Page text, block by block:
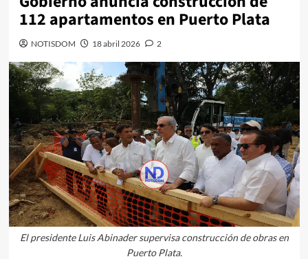
112 apartamentos en Puerto Plata
NOTISDOM 18 abril 2026 2
El presidente Luis Abinader supervisa construcción de obras en
Puerto Plata.